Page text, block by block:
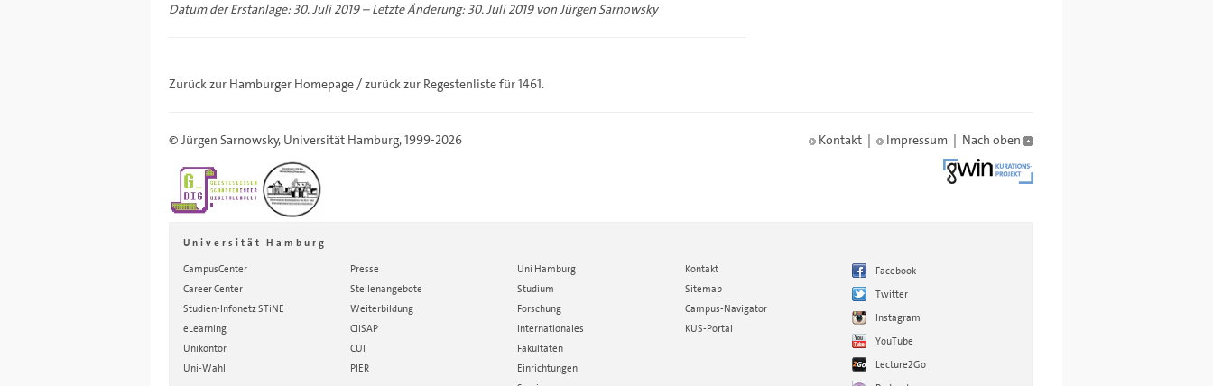
Datum der Erstanlage: 30. Juli 2019 – Letzte Änderung: 30. Juli 2019 vonJürgen Sarnowsky
Zurück zur Hamburger Homepage / zurück zur Regestenlistefür 1461.
© Jürgen Sarnowsky, Universität Hamburg, 1999-2026 Kontakt | Impressum | Nach oben